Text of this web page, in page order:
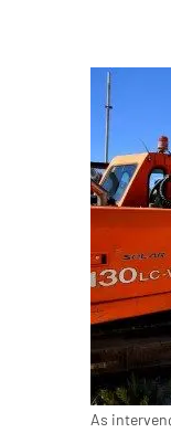
As